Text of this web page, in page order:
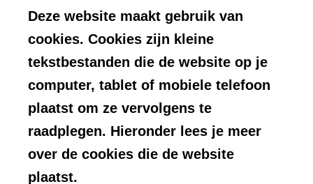
Deze website maakt gebruik van
cookies. Cookies zijn kleine
tekstbestanden die de website op je
computer, tablet of mobiele telefoon
plaatst om ze vervolgens te
raadplegen. Hieronder lees je meer
over de cookies die de website
plaatst.